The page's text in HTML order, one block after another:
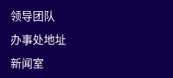
领导团队
办事处地址
新闻室